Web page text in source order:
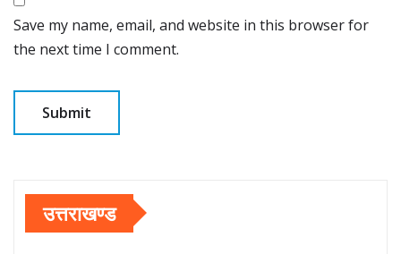
Save my name, email, and website in this browser for
the next time I comment.
उत्तराखण्ड